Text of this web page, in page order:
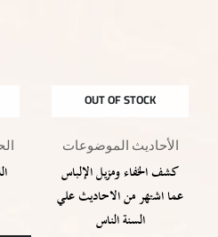
OUT OF STOCK
الأحاديث الموضوعات
كشف الخفاء ومزيل الإلباس
عما اشتهر من الاحاديث علي
السنة الناس